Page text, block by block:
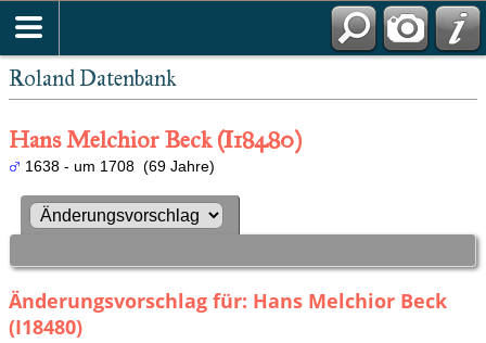
Roland Datenbank
Hans Melchior Beck (I18480)
1638 - um 1708 (69 Jahre)
Änderungsvorschlag für: Hans Melchior Beck
(I18480)